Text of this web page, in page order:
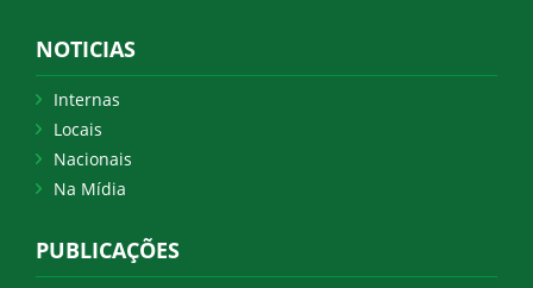
NOTICIAS
Internas
Locais
Nacionais
Na Mídia
PUBLICAÇÕES